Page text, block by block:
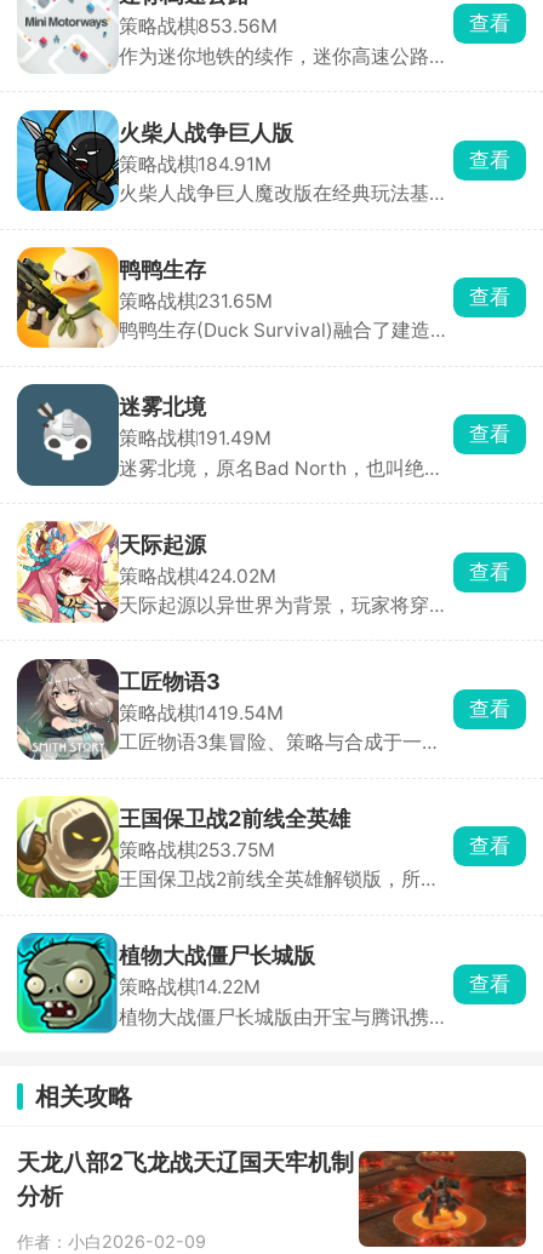
策略战棋853.56M
作为迷你地铁的续作，迷你高速公路延
利用空间布局城市交通脉络，规避交通
事故，确保城市高效运转。游戏中，玩
家自由绘制道路，一键连接房屋建筑，
构建完善公路网，让城市焕发繁华生
同玩家需求。
查看
火柴人战争巨人版
策略战棋184.91M
火柴人战争巨人魔改版在经典玩法基础
面更震撼、策略更粗暴。开局必须先造
矿工，自动开采金矿，获取黄金，摧毁
敌方的雕像。
查看
鸭鸭生存
策略战棋231.65M
鸭鸭生存(Duck Survival)融合了建造经
生之旅。白天是建设时间，你需要收集
资源、升级基地，建造机枪塔、激光
塔、兵营等各类防御建筑，经营好自己
的家园。夜晚则是战斗时刻，僵尸大军
查看
迷雾北境
策略战棋191.49M
迷雾北境，原名Bad North，也叫绝境
将你带入神秘的北欧世界，在这里，你
化身勇敢王子或维京首领，肩负保卫家
园、抵御入侵的重任。它构建了由50余
座随机生成岛屿组成的广阔世界，每座
兵、弓箭手、长矛兵等多个兵种，每个
兵种技能特点鲜明，玩家可依据关卡敌
人特性巧妙搭配，以克敌制胜。虽玩法
简单易上手，但难度颇高，特殊兵种、
定战略，以少胜多。快来下载游戏，化
身战场指挥官，在北欧战场开启一场热
血刺激的守卫家园之旅！
查看
天际起源
策略战棋424.02M
天际起源以异世界为背景，玩家将穿越
用精致的二次元卡通画风，打造出沉浸
式奇幻体验。玩家可自由收集数百位特
色角色，通过策略搭配组建专属梦幻阵
容，体验深度养成乐趣。丰富的主线剧
查看
工匠物语3
策略战棋1419.54M
工匠物语3集冒险、策略与合成于一
核心，玩家需收集魔物素材、锻造书
等，合成精炼武器装备与药水。新增裁
缝、炼金、魔法合成等多元玩法，让游
戏体验更加丰富。操作轻松便捷，采用
积累资源。
查看
王国保卫战2前线全英雄
策略战棋253.75M
王国保卫战2前线全英雄解锁版，所有
游戏，放置不同的塔种，派遣英雄安置
在不同的未知，随时做出迅速调整策略
的决策，应对变幻莫测的敌人。
查看
植物大战僵尸长城版
策略战棋14.22M
植物大战僵尸长城版由开宝与腾讯携手
尸、怨灵僵尸等特色中国僵尸，搭配6
大经典关卡，带来全新游戏体验。玩法
城关卡、生存模式、无尽模式等挑战。
内置冒险、迷你等五大趣味小游戏，逐
步提升玩家策略布局能力，最终迎战终
查看
相关攻略
天龙八部2飞龙战天辽国天牢机制
分析
作者：小白2026-02-09